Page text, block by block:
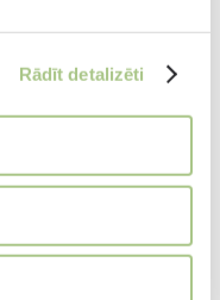
Rādīt detalizēti